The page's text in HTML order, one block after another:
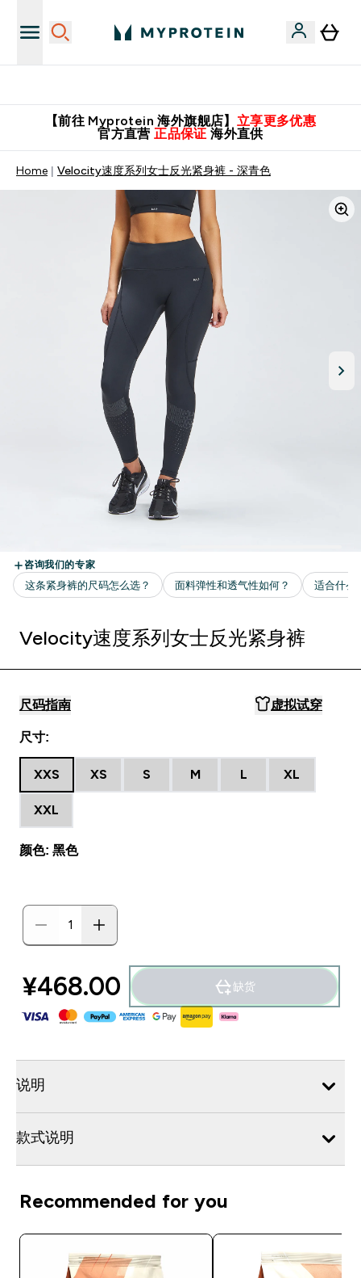
【前往 Myprotein 海外旗舰店】 立享更多优惠
官方直营 正品保证 海外直供
Home Velocity速度系列女士反光紧身裤 - 深青色
Velocity速度系列女士反光紧身裤
尺码指南 虚拟试穿
尺寸:
XXS XS S M L XL
XXL
颜色: 黑色
¥468.00‎ 缺货
说明
款式说明
Recommended for you